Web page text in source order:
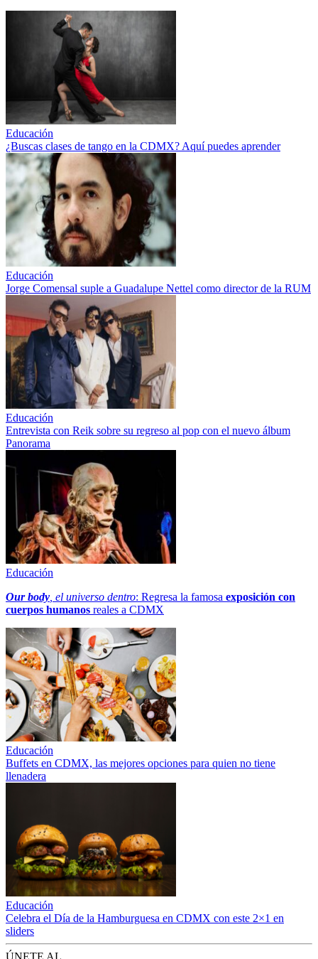
Educación
¿Buscas clases de tango en la CDMX? Aquí puedes aprender
Educación
Jorge Comensal suple a Guadalupe Nettel como director de la RUM
Educación
Entrevista con Reik sobre su regreso al pop con el nuevo álbum
Panorama
Educación
Our body , el universo dentro: Regresa la famosa exposición con
cuerpos humanos reales a CDMX
Educación
Buffets en CDMX, las mejores opciones para quien no tiene
llenadera
Educación
Celebra el Día de la Hamburguesa en CDMX con este 2×1 en
sliders